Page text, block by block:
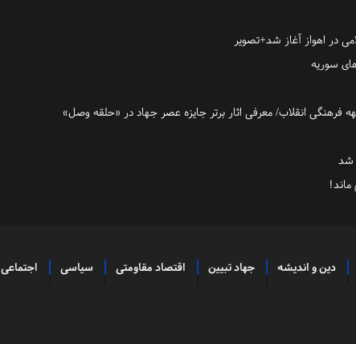
در اهواز آغاز شد+تصویر
سوریه
فرهنگی انقلاب/ معرفی اثار برتر جایزه عصر جهاد در «حلقه وصل»
شد
دین و اندیشه جهاد تبیین اقتصاد مقاومتی سیاسی اجتماعی